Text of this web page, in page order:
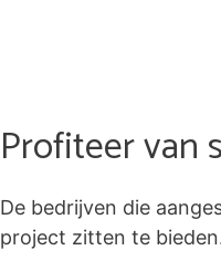
Profiteer van
De bedrijven die
project zitten te